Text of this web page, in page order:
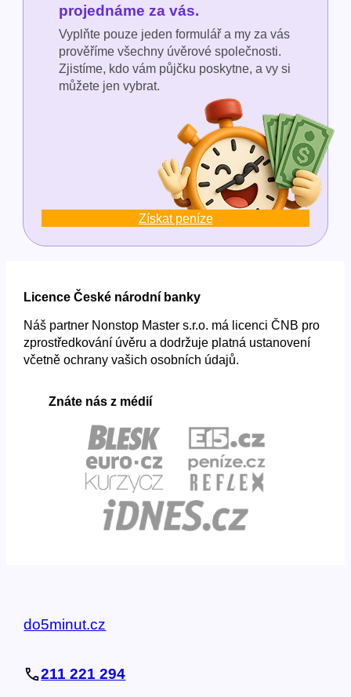
projednáme za vás.
Vyplňte pouze jeden formulář a my za vás
prověříme všechny úvěrové společnosti.
Zjistíme, kdo vám půjčku poskytne, a vy si
můžete jen vybrat.
Získat peníze
Licence České národní banky
Náš partner Nonstop Master s.r.o. má licenci ČNB pro
zprostředkování úvěru a dodržuje platná ustanovení
včetně ochrany vašich osobních údajů.
Znáte nás z médií
do5minut.cz
211 221 294